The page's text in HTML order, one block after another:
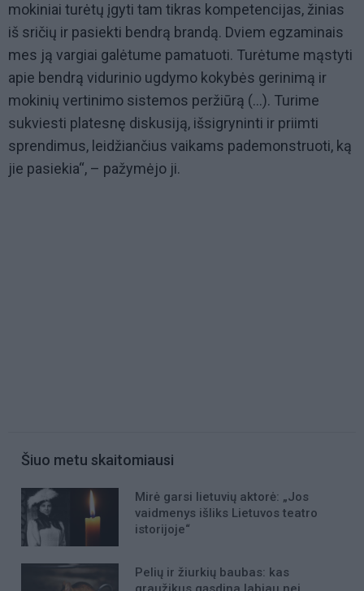
mokiniai turėtų įgyti tam tikras kompetencijas, žinias
iš sričių ir pasiekti bendrą brandą. Dviem egzaminais
mes ją vargiai galėtume pamatuoti. Turėtume mąstyti
apie bendrą vidurinio ugdymo kokybės gerinimą ir
mokinių vertinimo sistemos peržiūrą (…). Turime
sukviesti platesnę diskusiją, išsigryninti ir priimti
sprendimus, leidžiančius vaikams pademonstruoti, ką
jie pasiekia“, – pažymėjo ji.
Šiuo metu skaitomiausi
Mirė garsi lietuvių aktorė: „Jos
vaidmenys išliks Lietuvos teatro
istorijoje“
Pelių ir žiurkių baubas: kas